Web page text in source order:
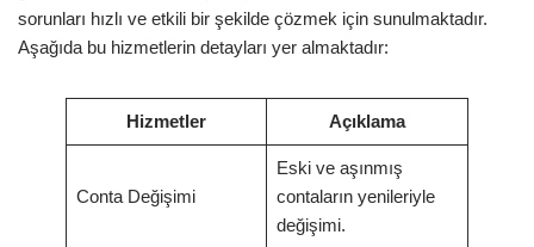
sorunları hızlı ve etkili bir şekilde çözmek için sunulmaktadır.
Aşağıda bu hizmetlerin detayları yer almaktadır:
Hizmetler Açıklama
Conta Değişimi
Eski ve aşınmış
contaların yenileriyle
değişimi.